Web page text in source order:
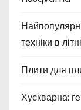
техніки в
Плити для
Хускварна: